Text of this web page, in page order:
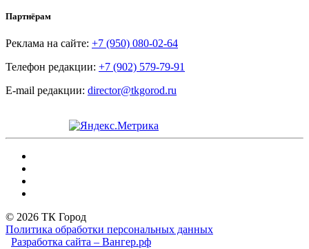
Партнёрам
Реклама на сайте: +7 (950) 080-02-64
Телефон редакции: +7 (902) 579-79-91
E-mail редакции: director@tkgorod.ru
© 2026 ТК Город
Политика обработки персональных данных
Разработка сайта – Вангер.рф